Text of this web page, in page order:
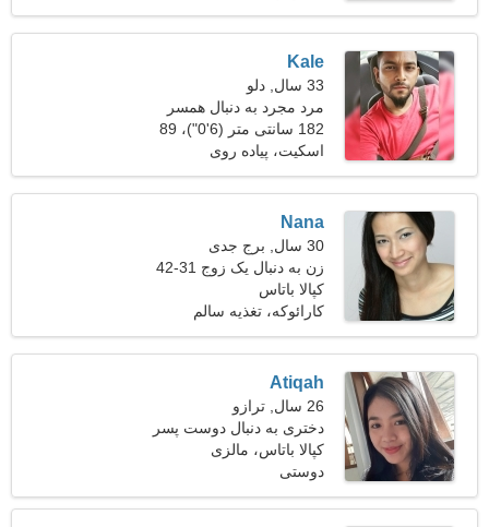
Kale
33 سال, دلو
مرد مجرد به دنبال همسر
182 سانتی متر (6'0")، 89
کیلوگرم (196 پوند)
اسکیت، پیاده روی
Nana
30 سال, برج جدی
زن به دنبال یک زوج 31-42
کپالا باتاس
کارائوکه، تغذیه سالم
Atiqah
26 سال, ترازو
دختری به دنبال دوست پسر
32-35
کپالا باتاس، مالزی
دوستی